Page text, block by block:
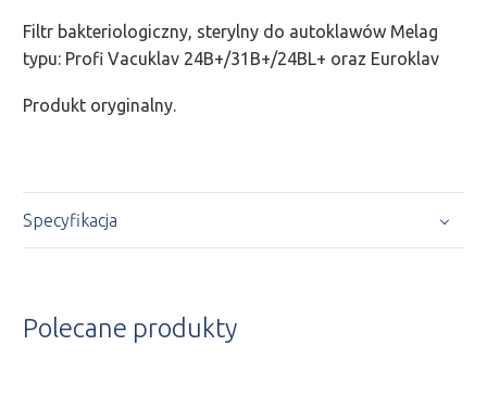
Filtr bakteriologiczny, sterylny do autoklawów Melag
typu: Profi Vacuklav 24B+/31B+/24BL+ oraz Euroklav
Produkt oryginalny.
Specyfikacja
Polecane produkty